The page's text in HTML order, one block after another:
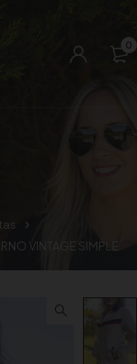
0
VINTAGE SIMPLE